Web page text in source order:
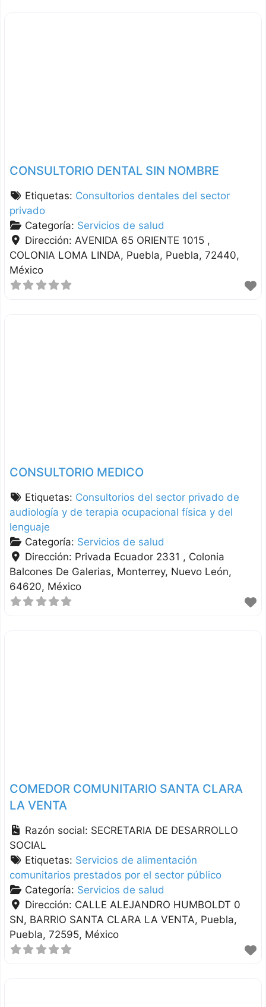
CONSULTORIO DENTAL SIN NOMBRE
Etiquetas: Consultorios dentales del sector
privado
Categoría: Servicios de salud
Dirección: AVENIDA 65 ORIENTE 1015 ,
COLONIA LOMA LINDA Puebla Puebla 72440
México
CONSULTORIO MEDICO
Etiquetas: Consultorios del sector privado de
audiología y de terapia ocupacional física y del
lenguaje
Categoría: Servicios de salud
Dirección: Privada Ecuador 2331 , Colonia
Balcones De Galerias Monterrey Nuevo León
64620 México
COMEDOR COMUNITARIO SANTA CLARA
LA VENTA
Razón social: SECRETARIA DE DESARROLLO
SOCIAL
Etiquetas: Servicios de alimentación
comunitarios prestados por el sector público
Categoría: Servicios de salud
Dirección: CALLE ALEJANDRO HUMBOLDT 0
SN, BARRIO SANTA CLARA LA VENTA Puebla
Puebla 72595 México